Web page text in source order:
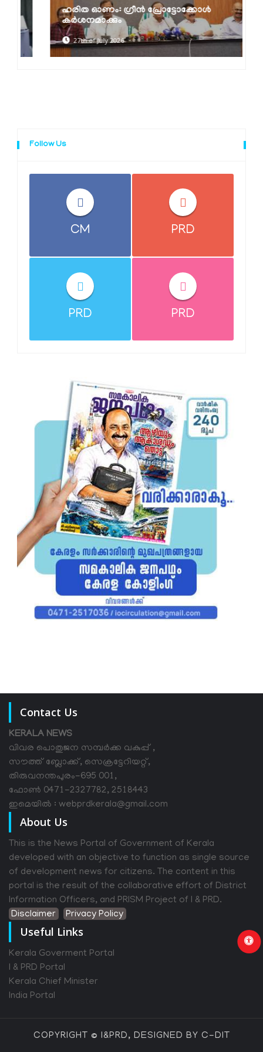
ഹരിത ഓണം: ഗ്രീൻ പ്രോട്ടോക്കോൾ
കർശനമാക്കും
27th of July 2026
Follow Us
CM PRD
PRD PRD
Contact Us
KERALA NEWS
വിവര പൊതുജന സമ്പര്‍ക്ക വകുപ്പ് ,
സൗത്ത് ബ്ലോക്ക്, സെക്രട്ടേറിയറ്റ്,
തിരുവനന്തപുരം-695 001,
ഫോൺ 0471-2327782, 2518443
ഇമെയിൽ : webprdkerala@gmail.com
About Us
This is the News Portal of Government of Kerala
developed with an objective to function as single source
of development news for citizens. The content in this
portal is the result of the collaborative effort of District
Information Officers, and PRISM Project of I & PRD.
Disclaimer
Privacy Policy
Useful Links
Kerala Goverment Portal
I & PRD Portal
Kerala Chief Minister
India Portal
COPYRIGHT © I&PRD, DESIGNED BY C-DIT